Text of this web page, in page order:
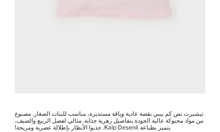
تيشيرت نص كم بيبي بقصة عادية وياقة مستديرة، مناسب للبنات الصغار. مصنوع
من مواد محبوكة عالية الجودة بتفاصيل زهرية جذابة. مثالي لفصل الربيع والصيف،
يتميز بطباعة Kalp Desenli. جذبوا الأنظار بإطلالة عصرية ومريحة!